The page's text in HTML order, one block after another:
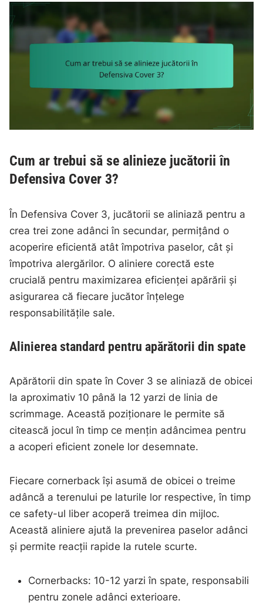
Cum ar trebui să se alinieze jucătorii în
Defensiva Cover 3?
În Defensiva Cover 3, jucătorii se aliniază pentru a
crea trei zone adânci în secundar, permițând o
acoperire eficientă atât împotriva paselor, cât și
împotriva alergărilor. O aliniere corectă este
crucială pentru maximizarea eficienței apărării și
asigurarea că fiecare jucător înțelege
responsabilitățile sale.
Alinierea standard pentru apărătorii din spate
Apărătorii din spate în Cover 3 se aliniază de obicei
la aproximativ 10 până la 12 yarzi de linia de
scrimmage. Această poziționare le permite să
citească jocul în timp ce mențin adâncimea pentru
a acoperi eficient zonele lor desemnate.
Fiecare cornerback își asumă de obicei o treime
adâncă a terenului pe laturile lor respective, în timp
ce safety-ul liber acoperă treimea din mijloc.
Această aliniere ajută la prevenirea paselor adânci
și permite reacții rapide la rutele scurte.
Cornerbacks: 10-12 yarzi în spate, responsabili
pentru zonele adânci exterioare.